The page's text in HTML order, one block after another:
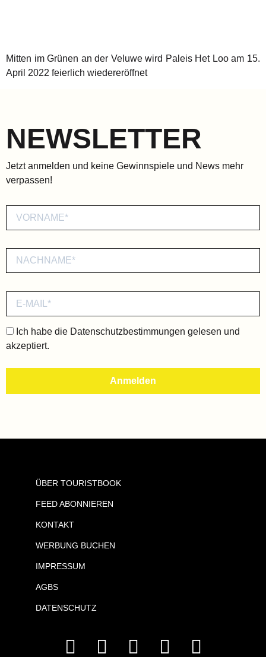
Mitten im Grünen an der Veluwe wird Paleis Het Loo am 15.
April 2022 feierlich wiedereröffnet
NEWSLETTER
Jetzt anmelden und keine Gewinnspiele und News mehr
verpassen!
Ich habe die Datenschutzbestimmungen gelesen und
akzeptiert.
ÜBER TOURISTBOOK
FEED ABONNIEREN
KONTAKT
WERBUNG BUCHEN
IMPRESSUM
AGBS
DATENSCHUTZ